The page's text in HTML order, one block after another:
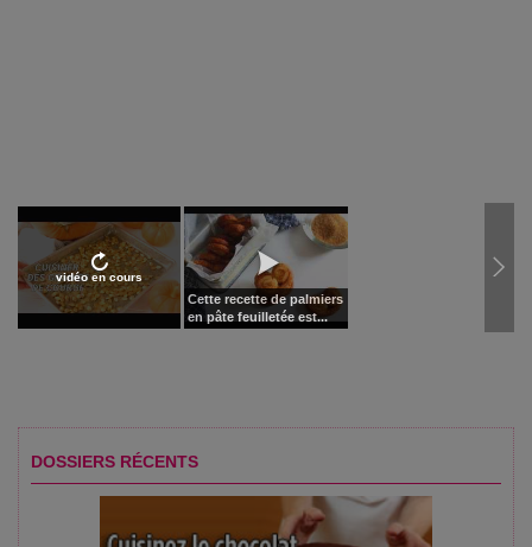
vidéo en cours
Cette recette de palmiers
en pâte feuilletée est...
DOSSIERS RÉCENTS